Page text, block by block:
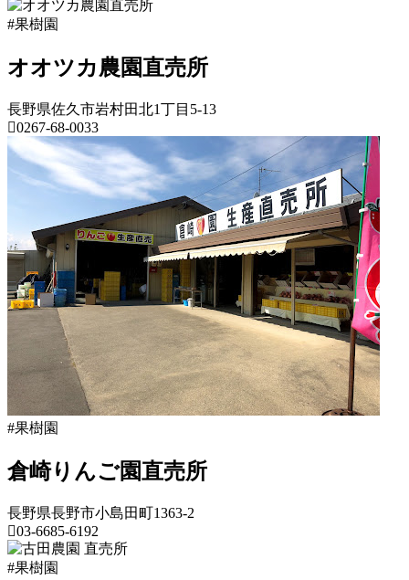
長
県
樹
園
2022
日
2022
8
月
直
所
ね
#果樹園
オオツカ農園直売所
長野県佐久市岩村田北1丁目5-13
0267-68-0033
野
果
樹
2022
年
2022
8
20
日
売
所
っ
#果樹園
倉崎りんご園直売所
長野県長野市小島田町1363-2
03-6685-6192
長
#果樹園